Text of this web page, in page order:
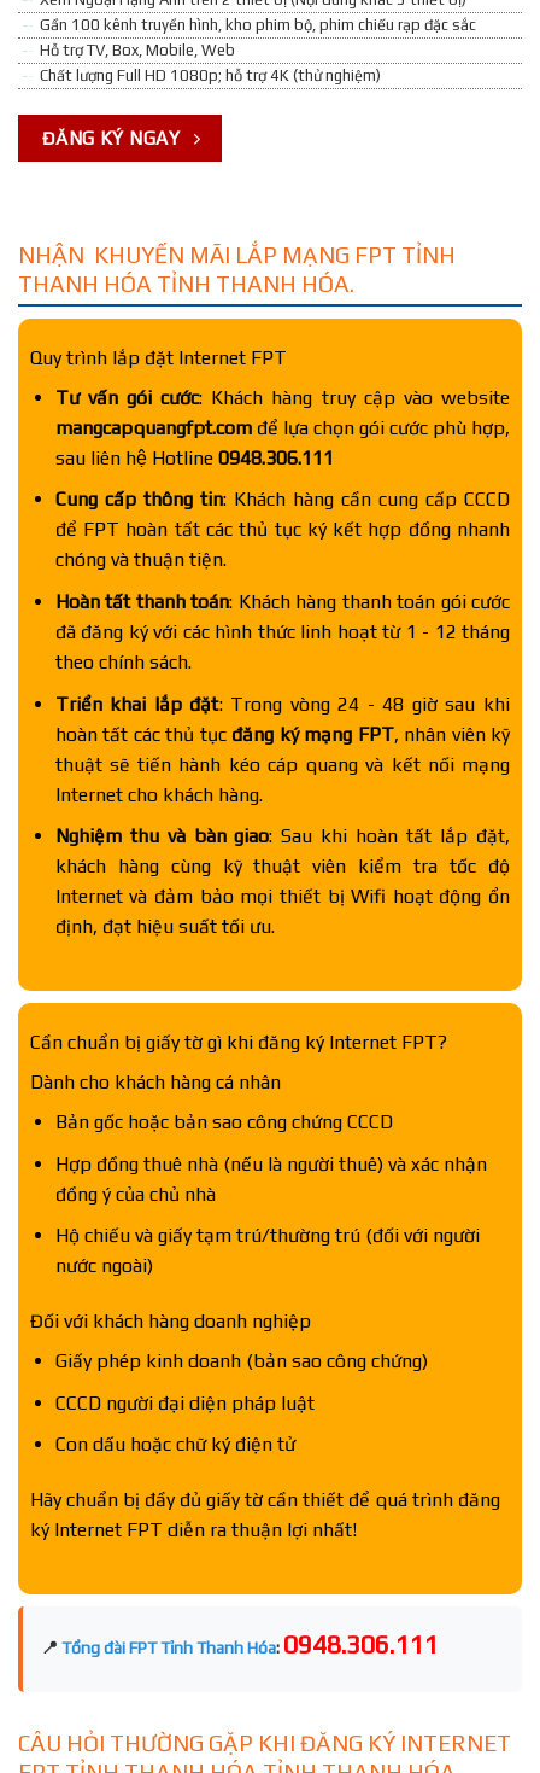
Gần 100 kênh truyền hình, kho phim bộ, phim chiếu rạp đặc sắc
Hỗ trợ TV, Box, Mobile, Web
Chất lượng Full HD 1080p; hỗ trợ 4K (thử nghiệm)
ĐĂNG KÝ NGAY
NHẬN KHUYẾN MÃI LẮP MẠNG FPT TỈNH
THANH HÓA TỈNH THANH HÓA.
Quy trình lắp đặt Internet FPT
Tư vấn gói cước: Khách hàng truy cập vào website
mangcapquangfpt.comđể lựa chọn gói cước phù hợp,
sau liên hệ Hotline 0948.306.111
Cung cấp thông tin: Khách hàng cần cung cấp CCCD
để FPT hoàn tất các thủ tục ký kết hợp đồng nhanh
chóng và thuận tiện.
Hoàn tất thanh toán: Khách hàng thanh toán gói cước
đã đăng ký với các hình thức linh hoạt từ 1 - 12 tháng
theo chính sách.
Triển khai lắp đặt: Trong vòng 24 - 48 giờ sau khi
hoàn tất các thủ tục đăng ký mạng FPT, nhân viên kỹ
thuật sẽ tiến hành kéo cáp quang và kết nối mạng
Internet cho khách hàng.
Nghiệm thu và bàn giao: Sau khi hoàn tất lắp đặt,
khách hàng cùng kỹ thuật viên kiểm tra tốc độ
Internet và đảm bảo mọi thiết bị Wifi hoạt động ổn
định, đạt hiệu suất tối ưu.
Cần chuẩn bị giấy tờ gì khi đăng ký Internet FPT?
Dành cho khách hàng cá nhân
Bản gốc hoặc bản sao công chứng CCCD
Hợp đồng thuê nhà (nếu là người thuê) và xác nhận
đồng ý của chủ nhà
Hộ chiếu và giấy tạm trú/thường trú (đối với người
nước ngoài)
Đối với khách hàng doanh nghiệp
Giấy phép kinh doanh (bản sao công chứng)
CCCD người đại diện pháp luật
Con dấu hoặc chữ ký điện tử
Hãy chuẩn bị đầy đủ giấy tờ cần thiết để quá trình đăng
ký Internet FPT diễn ra thuận lợi nhất!
📍 Tổng đài FPT Tỉnh Thanh Hóa: 0948.306.111
CÂU HỎI THƯỜNG GẶP KHI ĐĂNG KÝ INTERNET